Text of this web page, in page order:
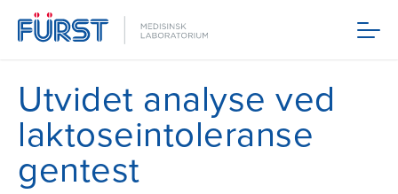
Meny
Utvidet analyse ved
laktoseintoleranse
gentest